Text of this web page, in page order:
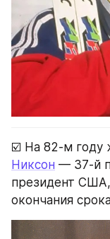
☑️ На 82-м году
Никсон — 37-й
президент
окончания